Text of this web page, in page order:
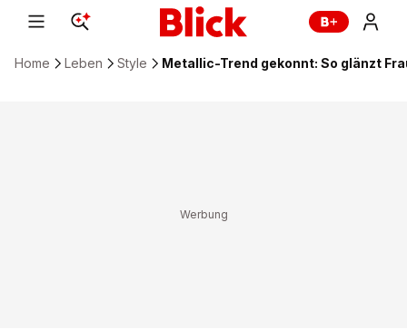
Home Leben Style Metallic-Trend gekonnt: So glänzt